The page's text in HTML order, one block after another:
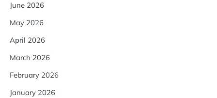
June 2026
May 2026
April 2026
March 2026
February 2026
January 2026